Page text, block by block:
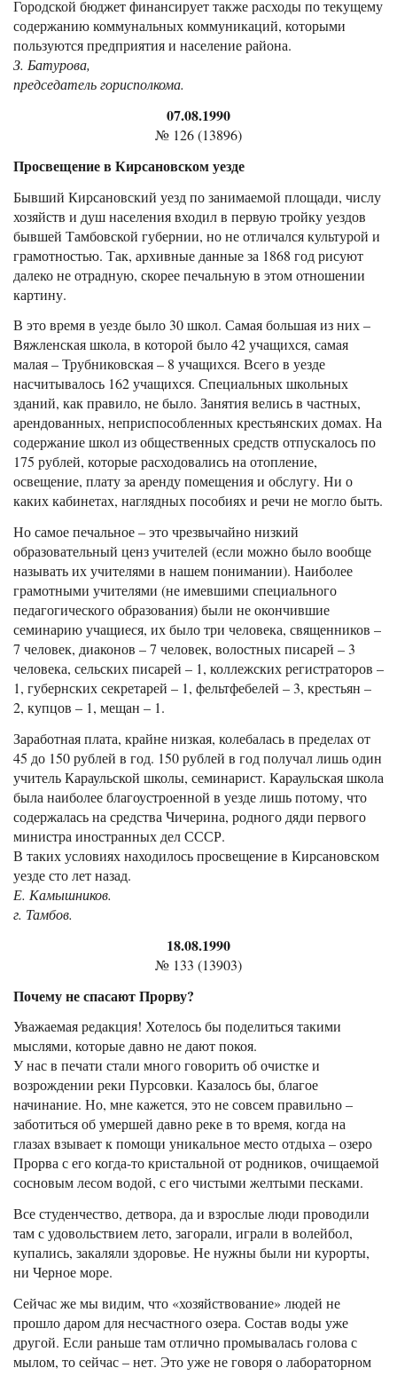
Городской бюджет финансирует также расходы по текущему
содержанию коммунальных коммуникаций, которыми
пользуются предприятия и население района.
З. Батурова,
председатель горисполкома.
07.08.1990
№ 126 (13896)
Просвещение в Кирсановском уезде
Бывший Кирсановский уезд по занимаемой площади, числу
хозяйств и душ населения входил в первую тройку уездов
бывшей Тамбовской губернии, но не отличался культурой и
грамотностью. Так, архивные данные за 1868 год рисуют
далеко не отрадную, скорее печальную в этом отношении
картину.
В это время в уезде было 30 школ. Самая большая из них –
Вяжленская школа, в которой было 42 учащихся, самая
малая – Трубниковская – 8 учащихся. Всего в уезде
насчитывалось 162 учащихся. Специальных школьных
зданий, как правило, не было. Занятия велись в частных,
арендованных, неприспособленных крестьянских домах. На
содержание школ из общественных средств отпускалось по
175 рублей, которые расходовались на отопление,
освещение, плату за аренду помещения и обслугу. Ни о
каких кабинетах, наглядных пособиях и речи не могло быть.
Но самое печальное – это чрезвычайно низкий
образовательный ценз учителей (если можно было вообще
называть их учителями в нашем понимании). Наиболее
грамотными учителями (не имевшими специального
педагогического образования) были не окончившие
семинарию учащиеся, их было три человека, священников –
7 человек, диаконов – 7 человек, волостных писарей – 3
человека, сельских писарей – 1, коллежских регистраторов –
1, губернских секретарей – 1, фельтфебелей – 3, крестьян –
2, купцов – 1, мещан – 1.
Заработная плата, крайне низкая, колебалась в пределах от
45 до 150 рублей в год. 150 рублей в год получал лишь один
учитель Караульской школы, семинарист. Караульская школа
была наиболее благоустроенной в уезде лишь потому, что
содержалась на средства Чичерина, родного дяди первого
министра иностранных дел СССР.
В таких условиях находилось просвещение в Кирсановском
уезде сто лет назад.
Е. Камышников.
г. Тамбов.
18.08.1990
№ 133 (13903)
Почему не спасают Прорву?
Уважаемая редакция! Хотелось бы поделиться такими
мыслями, которые давно не дают покоя.
У нас в печати стали много говорить об очистке и
возрождении реки Пурсовки. Казалось бы, благое
начинание. Но, мне кажется, это не совсем правильно –
заботиться об умершей давно реке в то время, когда на
глазах взывает к помощи уникальное место отдыха – озеро
Прорва с его когда-то кристальной от родников, очищаемой
сосновым лесом водой, с его чистыми желтыми песками.
Все студенчество, детвора, да и взрослые люди проводили
там с удовольствием лето, загорали, играли в волейбол,
купались, закаляли здоровье. Не нужны были ни курорты,
ни Черное море.
Сейчас же мы видим, что «хозяйствование» людей не
прошло даром для несчастного озера. Состав воды уже
другой. Если раньше там отлично промывалась голова с
мылом, то сейчас – нет. Это уже не говоря о лабораторном